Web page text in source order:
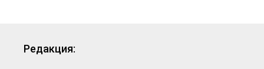
Редакция: